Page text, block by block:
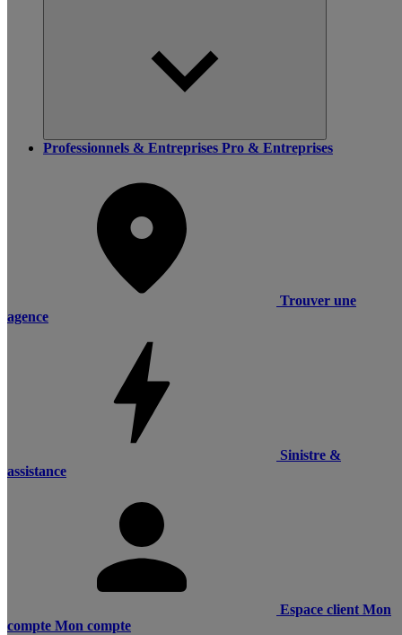
Professionnels & Entreprises Pro & Entreprises
Trouver une
agence
Sinistre &
assistance
Espace client Mon
compte Mon compte